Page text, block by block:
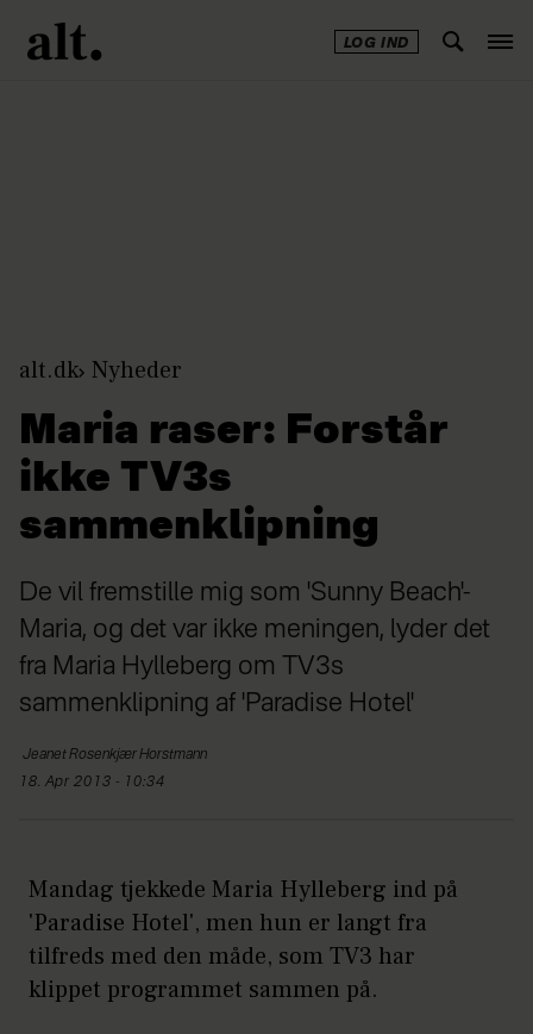
LOG IND
alt.dk Nyheder
Maria raser: Forstår
ikke TV3s
sammenklipning
De vil fremstille mig som 'Sunny Beach'-
Maria, og det var ikke meningen, lyder det
fra Maria Hylleberg om TV3s
sammenklipning af 'Paradise Hotel'
Jeanet RosenkjærHorstmann
18. Apr 2013 - 10:34
Mandag tjekkede Maria Hylleberg ind på
'Paradise Hotel', men hun er langt fra
tilfreds med den måde, som TV3 har
klippet programmet sammen på.